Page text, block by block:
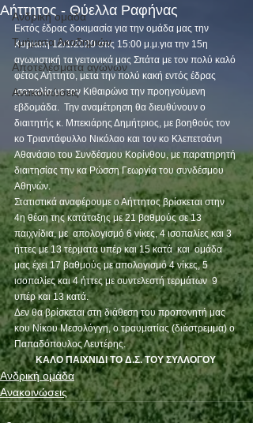
Ανδρική ομάδα
Τμήματα Ακαδημιών
Αποτελέσματα αγώνων
Ανακοινώσεις
Αήττητος - Θύελλα Ραφήνας
Εκτός έδρας δοκιμασία για την ομάδα μας την
Κυριακή 12/1/2020 στις 15:00 μ.μ.για την 15η
αγωνιστική τα γειτονικά μας Σπάτα με τον πολύ καλό
φέτος Αήττητο, μετά την πολύ κακή εντός έδρας
ισοπαλία με τον Κιθαιρώνα την προηγούμενη
εβδομάδα.  Την αναμέτρηση θα διευθύνουν ο
διαιτητής κ. Μπεκιάρης Δημήτριος, με βοηθούς τον
κο Τριαντάφυλλο Νικόλαο και τον κο Κλεπετσάνη
Αθανάσιο του Συνδέσμου Κορίνθου, με παρατηρητή
διαιτησίας την κα Ρώσση Γεωργία του συνδέσμου
Αθηνών.
Στατιστικά αναφέρουμε ο Αήττητος βρίσκεται στην
4η θέση της κατάταξης με 21 βαθμούς σε 13
παιχνίδια, με  απολογισμό 6 νίκες, 4 ισοπαλίες και 3
ήττες με 13 τέρματα υπέρ και 15 κατά  και  ομάδα
μας έχει 17 βαθμούς με απολογισμό 4 νίκες, 5
ισοπαλίες και 4 ήττες με συντελεστή τερμάτων  9
υπέρ και 13 κατά.
Δεν θα βρίσκεται στη διάθεση του προπονητή μας
κου Νίκου Μεσολόγγη, ο τραυματίας (διάστρεμμα) ο
Παπαδόπουλος Λευτέρης.
ΚΑΛΟ ΠΑΙΧΝΙΔΙ ΤΟ Δ.Σ. ΤΟΥ ΣΥΛΛΟΓΟΥ
Ανδρική ομάδα
Ανακοινώσεις